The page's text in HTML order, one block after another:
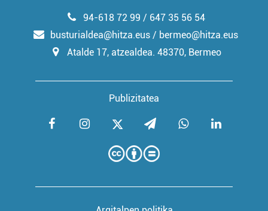
Publizitatea
94-618 72 99 / 647 35 56 54
busturialdea@hitza.eus / bermeo@hitza.eus
Atalde 17, atzealdea. 48370, Bermeo